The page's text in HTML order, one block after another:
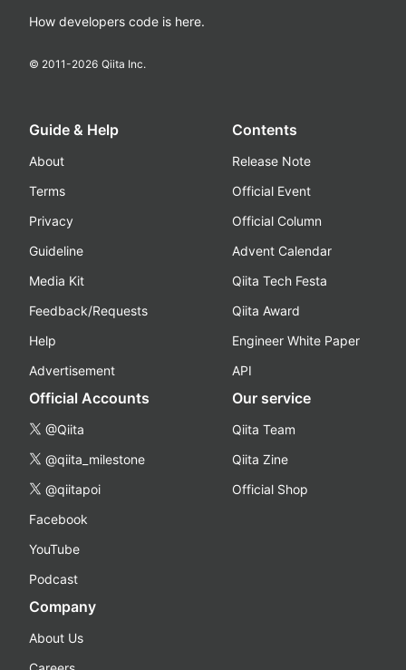
How developers code is here.
© 2011-2026 Qiita Inc.
Guide & Help
About
Terms
Privacy
Guideline
Media Kit
Feedback/Requests
Help
Advertisement
Contents
Release Note
Official Event
Official Column
Advent Calendar
Qiita Tech Festa
Qiita Award
Engineer White Paper
API
Official Accounts
@Qiita
@qiita_milestone
@qiitapoi
Facebook
YouTube
Podcast
Our service
Qiita Team
Qiita Zine
Official Shop
Company
About Us